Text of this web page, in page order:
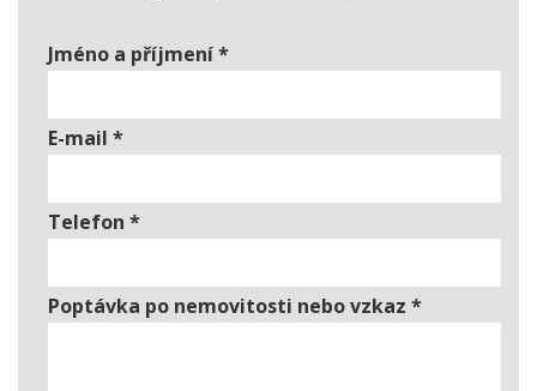
Jméno a příjmení*
E-mail *
Telefon *
Poptávka po nemovitosti nebo vzkaz *